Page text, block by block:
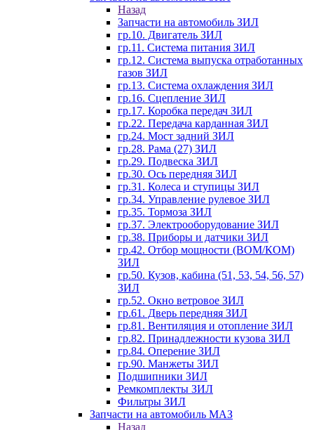
Назад
Запчасти на автомобиль ЗИЛ
гр.10. Двигатель ЗИЛ
гр.11. Система питания ЗИЛ
гр.12. Система выпуска отработанных
газов ЗИЛ
гр.13. Система охлаждения ЗИЛ
гр.16. Сцепление ЗИЛ
гр.17. Коробка передач ЗИЛ
гр.22. Передача карданная ЗИЛ
гр.24. Мост задний ЗИЛ
гр.28. Рама (27) ЗИЛ
гр.29. Подвеска ЗИЛ
гр.30. Ось передняя ЗИЛ
гр.31. Колеса и ступицы ЗИЛ
гр.34. Управление рулевое ЗИЛ
гр.35. Тормоза ЗИЛ
гр.37. Электрооборудование ЗИЛ
гр.38. Приборы и датчики ЗИЛ
гр.42. Отбор мощности (ВОМ/КОМ)
ЗИЛ
гр.50. Кузов, кабина (51, 53, 54, 56, 57)
ЗИЛ
гр.52. Окно ветровое ЗИЛ
гр.61. Дверь передняя ЗИЛ
гр.81. Вентиляция и отопление ЗИЛ
гр.82. Принадлежности кузова ЗИЛ
гр.84. Оперение ЗИЛ
гр.90. Манжеты ЗИЛ
Подшипники ЗИЛ
Ремкомплекты ЗИЛ
Фильтры ЗИЛ
Запчасти на автомобиль МАЗ
Назад